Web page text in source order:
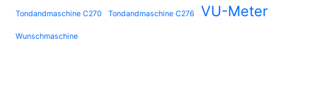
Tondandmaschine C270 Tondandmaschine C276 VU-Meter
Wunschmaschine